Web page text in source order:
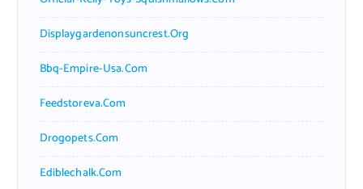
Displaygardenonsuncrest.org
Bbq-Empire-Usa.com
Feedstoreva.com
Drogopets.com
Ediblechalk.com